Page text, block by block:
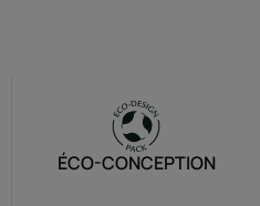
ÉCO-CONCEPTION